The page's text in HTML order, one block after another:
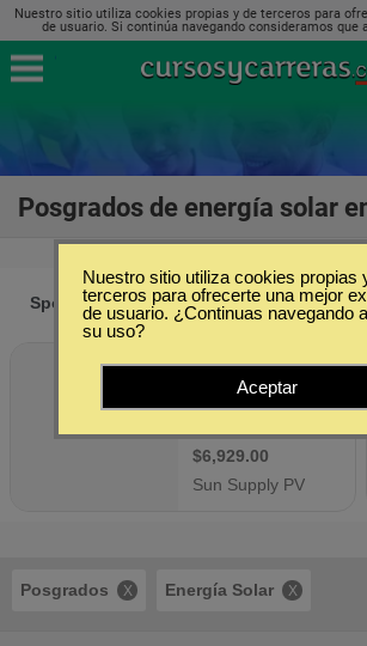
Nuestro sitio utiliza cookies propias y de terceros para
de usuario. Si continúa navegando consideramos que
Posgrados de energía solar
Posgrados Energía Solar
Nuestro sitio utiliza cookies propias
terceros para ofrecerte una mejor
de usuario. ¿Continuas navegando
su uso?
Aceptar